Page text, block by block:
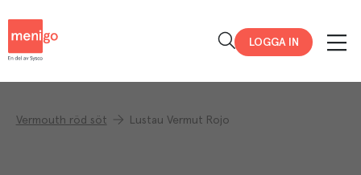
LOGGA IN
Vermouth röd söt Lustau Vermut Rojo